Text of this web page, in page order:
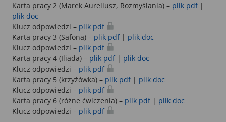
Karta pracy 2 (Marek Aureliusz, Rozmyślania) – plik pdf|
plik doc
Klucz odpowiedzi – plik pdf
Karta pracy 3 (Safona) – plik pdf| plik doc
Klucz odpowiedzi – plik pdf
Karta pracy 4 (Iliada) – plik pdf| plik doc
Klucz odpowiedzi – plik pdf
Karta pracy 5 (krzyżówka) – plik pdf| plik doc
Klucz odpowiedzi – plik pdf
Karta pracy 6 (różne ćwiczenia) – plik pdf| plik doc
Klucz odpowiedzi – plik pdf